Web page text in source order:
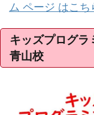
ム ページ はこち
キッズプログ
青山校